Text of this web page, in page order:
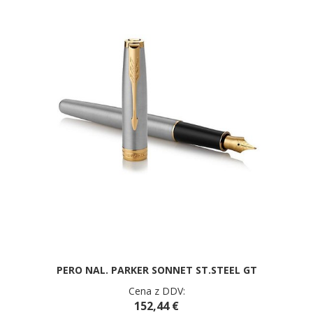
PERO NAL. PARKER SONNET ST.STEEL GT
Cena z DDV:
152,44 €